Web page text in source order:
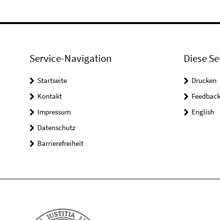
Service-Navigation
Startseite
Kontakt
Impressum
Datenschutz
Barrierefreiheit
Diese
Drucken
Feedback
English